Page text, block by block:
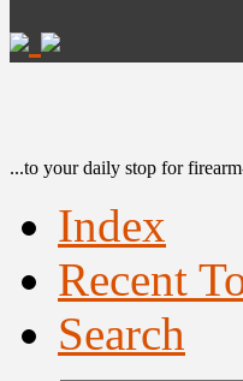
...to your daily stop for
Index
Recent
Search